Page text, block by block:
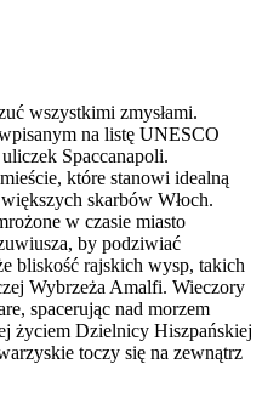
wszystkimi zmysłami.
na listę UNESCO
Spaccanapoli.
które stanowi idealną
skarbów Włoch.
w czasie miasto
by podziwiać
bliskość rajskich wysp, takich
Wybrzeża Amalfi. Wieczory
spacerując nad morzem
życiem Dzielnicy Hiszpańskiej
toczy się na zewnątrz